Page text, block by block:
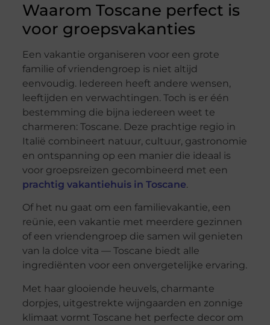
Waarom Toscane perfect is
voor groepsvakanties
Een vakantie organiseren voor een grote
familie of vriendengroep is niet altijd
eenvoudig. Iedereen heeft andere wensen,
leeftijden en verwachtingen. Toch is er één
bestemming die bijna iedereen weet te
charmeren: Toscane. Deze prachtige regio in
Italië combineert natuur, cultuur, gastronomie
en ontspanning op een manier die ideaal is
voor groepsreizen gecombineerd met een
prachtig vakantiehuis in Toscane.
Of het nu gaat om een familievakantie, een
reünie, een vakantie met meerdere gezinnen
of een vriendengroep die samen wil genieten
van la dolce vita — Toscane biedt alle
ingrediënten voor een onvergetelijke ervaring.
Met haar glooiende heuvels, charmante
dorpjes, uitgestrekte wijngaarden en zonnige
klimaat vormt Toscane het perfecte decor om